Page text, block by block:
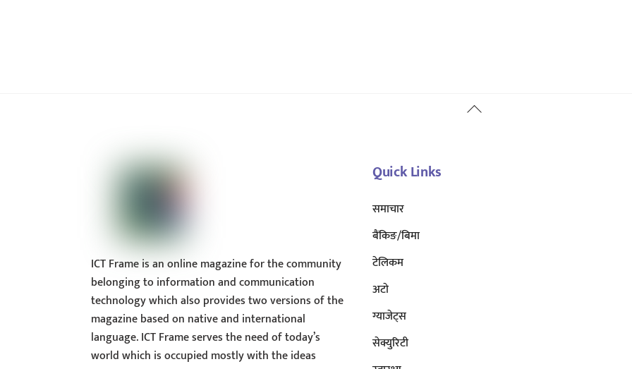
Back
ICT Frame is an online magazine for the community
belonging to information and communication
technology which also provides two versions of the
magazine based on native and international
language. ICT Frame serves the need of today’s
world which is occupied mostly with the ideas
Quick Links
समाचार
बैंकिङ/बिमा
टेलिकम
अटाे
ग्याजेट्स
सेक्युरिटी